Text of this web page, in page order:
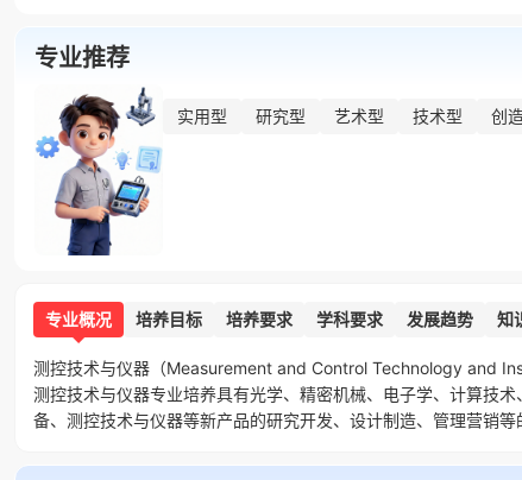
专业推荐
实用型 研究型 艺术型 技术型 创
专业概况 培养目标 培养要求 学科要求 发展趋势 知
测控技术与仪器（Measurement and Control Technology and
测控技术与仪器专业培养具有光学、精密机械、电子学、计算技
备、测控技术与仪器等新产品的研究开发、设计制造、管理营销等